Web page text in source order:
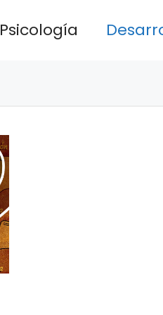
Psicología